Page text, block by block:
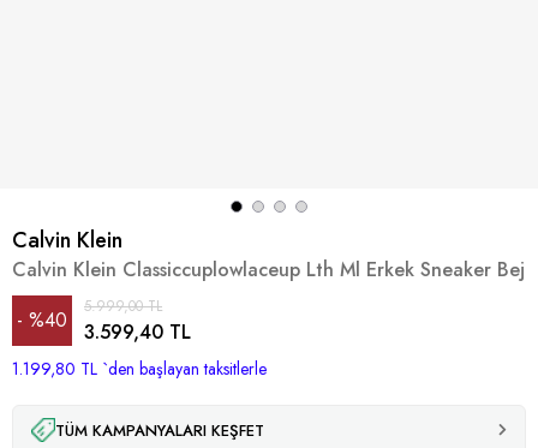
Calvin Klein
Calvin Klein Classiccuplowlaceup Lth Ml Erkek Sneaker Bej
%40
İndirim
5.999,00 TL
3.599,40 TL
1.199,80 TL `den başlayan taksitlerle
TÜM KAMPANYALARI KEŞFET